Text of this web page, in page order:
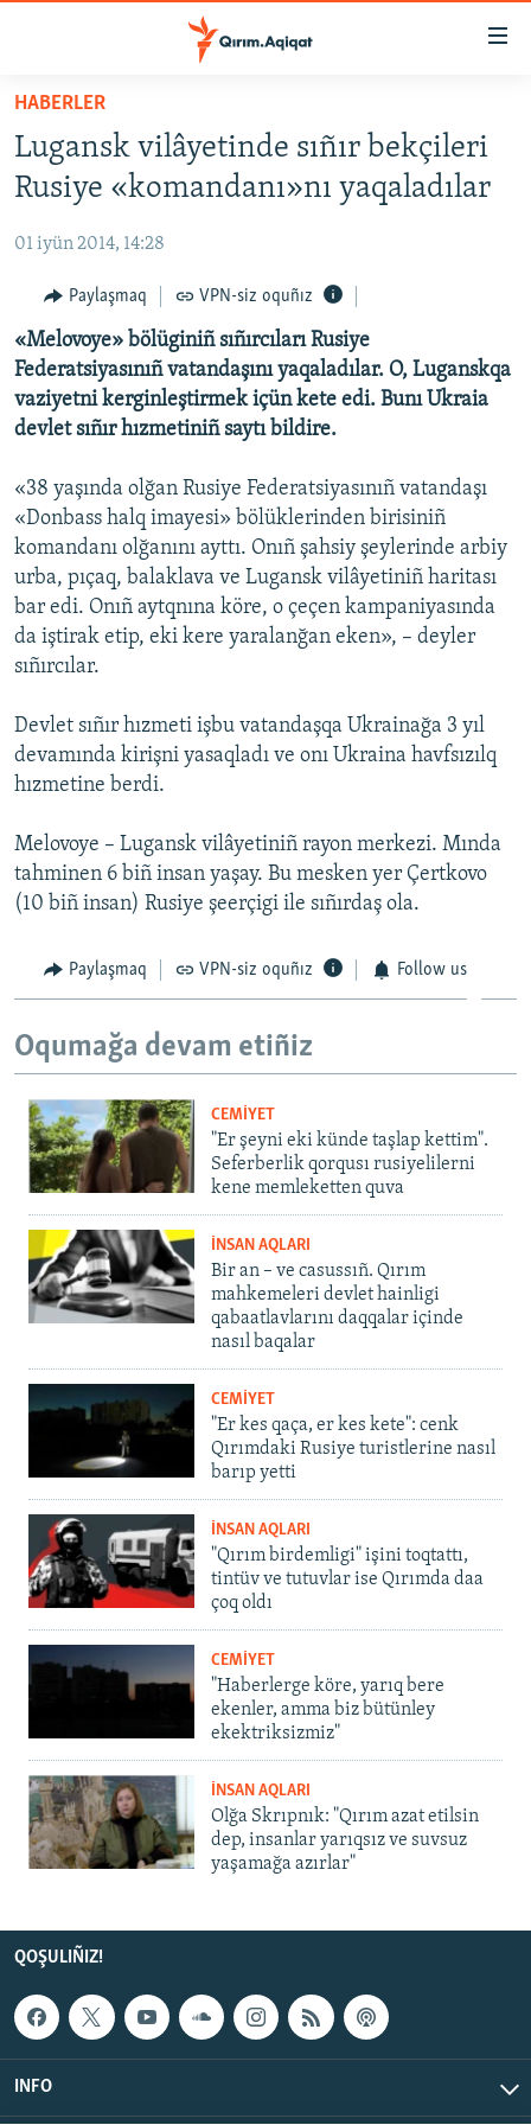
Esas
qaytmaq
Baş
navigatsiyağa
qaytmaq
qaytmaq
SİYASET
İQTİSADİYAT
CEMİYET
MEDENİYET
İNSAN AQLARI
VİDEO
SÜRET
FİKİR
Русский
Українською
RFE/RS bütün saytları
HABERLER
Lugansk vilâyetinde sıñır bekçileri
Rusiye «komandanı»nı yaqaladılar
01 iyün 2014, 14:28
Paylaşmaq VPN-siz oquñız
«Melovoye» bölüginiñ sıñırcıları Rusiye
Federatsiyasınıñ vatandaşını yaqaladılar. O, Luganskqa
vaziyetni kerginleştirmek içün kete edi. Bunı Ukraia
devlet sıñır hızmetiniñ saytı bildire.
«38 yaşında olğan Rusiye Federatsiyasınıñ vatandaşı
«Donbass halq imayesi» bölüklerinden birisiniñ
komandanı olğanını ayttı. Onıñ şahsiy şeylerinde arbiy
urba, pıçaq, balaklava ve Lugansk vilâyetiniñ haritası
bar edi. Onıñ aytqnına köre, o çeçen kampaniyasında
da iştirak etip, eki kere yaralanğan eken», – deyler
sıñırcılar.
Devlet sıñır hızmeti işbu vatandaşqa Ukrainağa 3 yıl
devamında kirişni yasaqladı ve onı Ukraina havfsızılq
hızmetine berdi.
Melovoye – Lugansk vilâyetiniñ rayon merkezi. Mında
tahminen 6 biñ insan yaşay. Bu mesken yer Çertkovo
(10 biñ insan) Rusiye şeerçigi ile sıñırdaş ola.
Paylaşmaq VPN-siz oquñız Follow us
Oqumağa devam etiñiz
CEMİYET
"Er şeyni eki künde taşlap kettim".
Seferberlik qorqusı rusiyelilerni
kene memleketten quva
İNSAN AQLARI
Bir an – ve casussıñ. Qırım
mahkemeleri devlet hainligi
qabaatlavlarını daqqalar içinde
nasıl baqalar
CEMİYET
"Er kes qaça, er kes kete": cenk
Qırımdaki Rusiye turistlerine nasıl
barıp yetti
İNSAN AQLARI
"Qırım birdemligi" işini toqtattı,
tintüv ve tutuvlar ise Qırımda daa
çoq oldı
CEMİYET
"Haberlerge köre, yarıq bere
ekenler, amma biz bütünley
ekektriksizmiz"
İNSAN AQLARI
Olğa Skrıpnık: "Qırım azat etilsin
dep, insanlar yarıqsız ve suvsuz
yaşamağa azırlar"
QOŞULIÑIZ!
INFO